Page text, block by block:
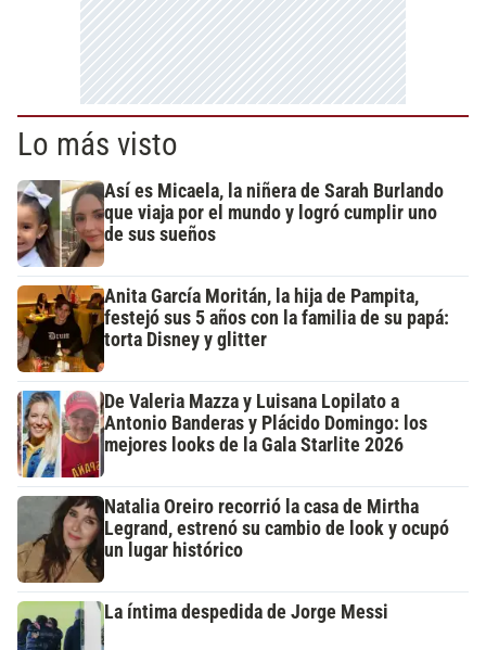
Lo más visto
Así es Micaela, la niñera de Sarah Burlando
que viaja por el mundo y logró cumplir uno
de sus sueños
Anita García Moritán, la hija de Pampita,
festejó sus 5 años con la familia de su papá:
torta Disney y glitter
De Valeria Mazza y Luisana Lopilato a
Antonio Banderas y Plácido Domingo: los
mejores looks de la Gala Starlite 2026
Natalia Oreiro recorrió la casa de Mirtha
Legrand, estrenó su cambio de look y ocupó
un lugar histórico
La íntima despedida de Jorge Messi